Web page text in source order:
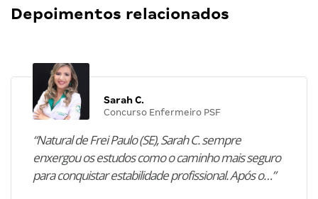
Depoimentos relacionados
Sarah C.
Concurso Enfermeiro PSF
“Natural de Frei Paulo (SE), Sarah C. sempre
enxergou os estudos como o caminho mais seguro
para conquistar estabilidade profissional. Após o…”